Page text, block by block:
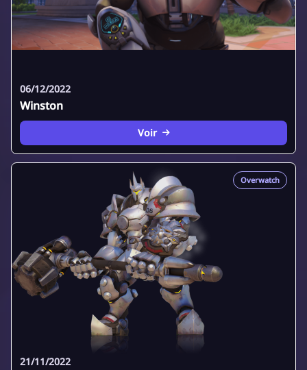
06/12/2022
Winston
Voir
Overwatch
21/11/2022